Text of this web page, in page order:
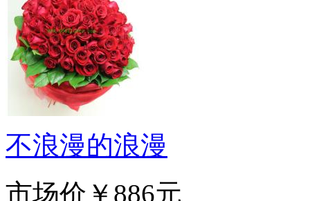
不浪漫的浪漫
市场价 ￥886元